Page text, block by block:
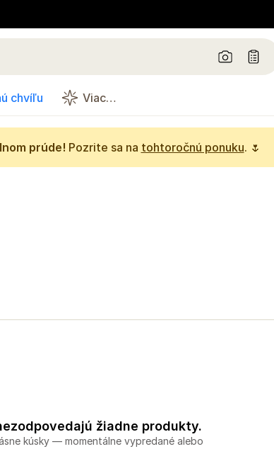
chvíľu Viac…
prúde! Pozrite sa na tohtoročnú ponuku. 🌷
žiadne produkty.
kúsky — momentálne vypredané alebo